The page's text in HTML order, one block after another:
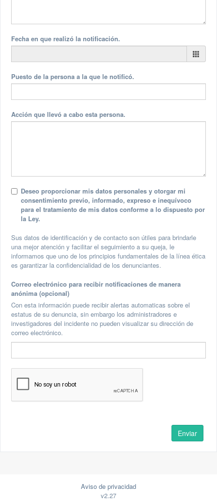
Fecha en que realizó la notificación.
Puesto de la persona a la que le notificó.
Acción que llevó a cabo esta persona.
Deseo proporcionar mis datos personales y otorgar mi
consentimiento previo, informado, expreso e inequívoco
para el tratamiento de mis datos conforme a lo dispuesto por
la Ley.
Sus datos de identificación y de contacto son útiles para brindarle
una mejor atención y facilitar el seguimiento a su queja, le
informamos que uno de los principios fundamentales de la línea ética
es garantizar la confidencialidad de los denunciantes.
Correo electrónico para recibir notificaciones de manera
anónima (opcional)
Con esta información puede recibir alertas automaticas sobre el
estatus de su denuncia, sin embargo los administradores e
investigadores del incidente no pueden visualizar su dirección de
correo electrónico.
Aviso de privacidad
v2.27